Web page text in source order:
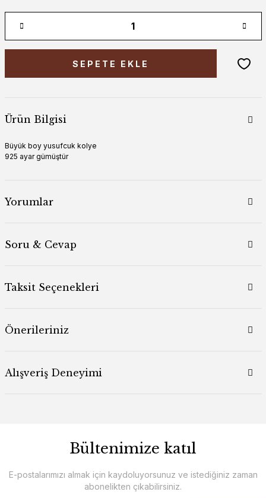
SEPETE EKLE
Ürün Bilgisi
Büyük boy yusufcuk kolye
925 ayar gümüştür
Yorumlar
Soru & Cevap
Taksit Seçenekleri
Önerileriniz
Alışveriş Deneyimi
Bültenimize katıl
E-postalarımızı almak için kaydoluyorsunuz ve istediğiniz zaman
abonelikten çıkabilirsiniz.